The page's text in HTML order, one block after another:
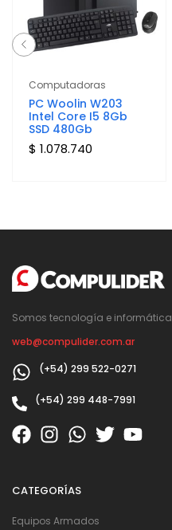
Computadoras
PC Woolin W203
Intel Core I5 8Gb
SSD 480Gb
$ 1.078.740
Somos tecnología e informática
web@compulider.com.ar
(+54) 299 522-0271
(+54) 299 448-7991
CATEGORÍAS
Equipos Armados